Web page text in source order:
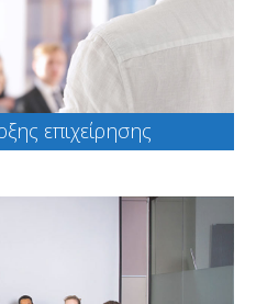
επιχείρησης